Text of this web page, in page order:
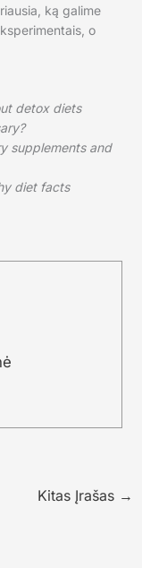
ką galime
o
detox diets
supplements and
diet facts
Kitas Įrašas →